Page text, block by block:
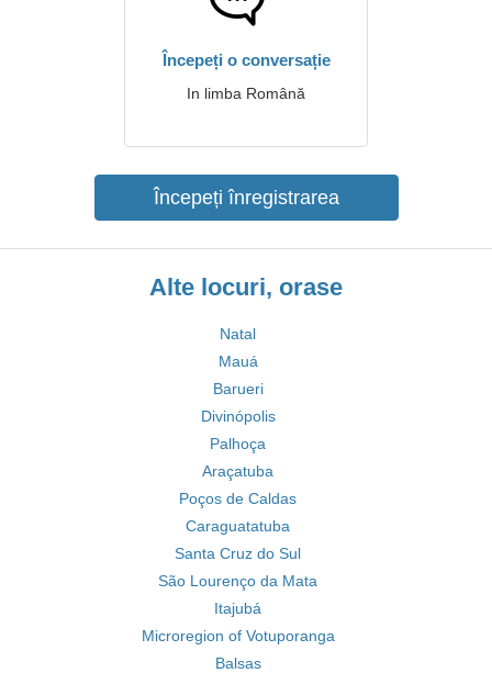
Începeți o conversație
In limba Română
Începeți înregistrarea
Alte locuri, orase
Natal
Mauá
Barueri
Divinópolis
Palhoça
Araçatuba
Poços de Caldas
Caraguatatuba
Santa Cruz do Sul
São Lourenço da Mata
Itajubá
Microregion of Votuporanga
Balsas